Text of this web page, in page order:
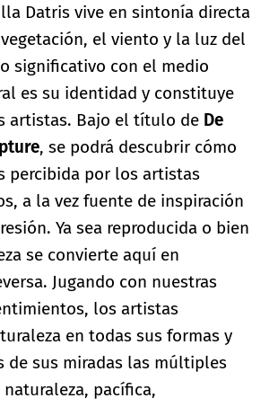
Datris vive en sintonía directa
el viento y la luz del
significativo con el medio
es su identidad y constituye
artistas. Bajo el título de De
, se podrá descubrir cómo
percibida por los artistas
a la vez fuente de inspiración
Ya sea reproducida o bien
se convierte aquí en
Jugando con nuestras
los artistas
en todas sus formas y
de sus miradas las múltiples
pacífica,